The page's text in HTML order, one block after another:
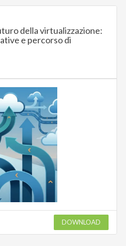
della virtualizzazione:
e percorso di
DOWNLOAD